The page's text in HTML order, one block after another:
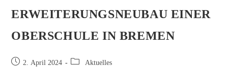
ERWEITERUNGSNEUBAU EINER
OBERSCHULE IN BREMEN
2. April 2024 Aktuelles